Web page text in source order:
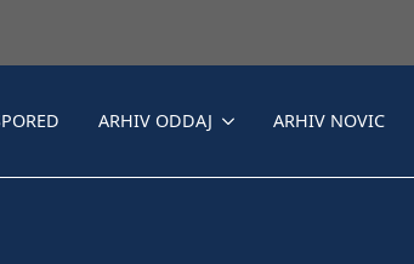
ARHIV ODDAJ ARHIV NOVIC